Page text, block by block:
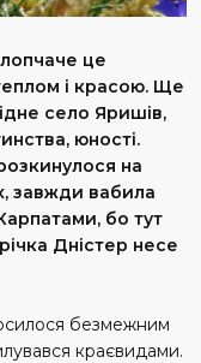
це
і красою. Ще
село Яришів,
юності.
на
завжди вабила
бо тут
Дністер несе
безмежним
крає­видами.